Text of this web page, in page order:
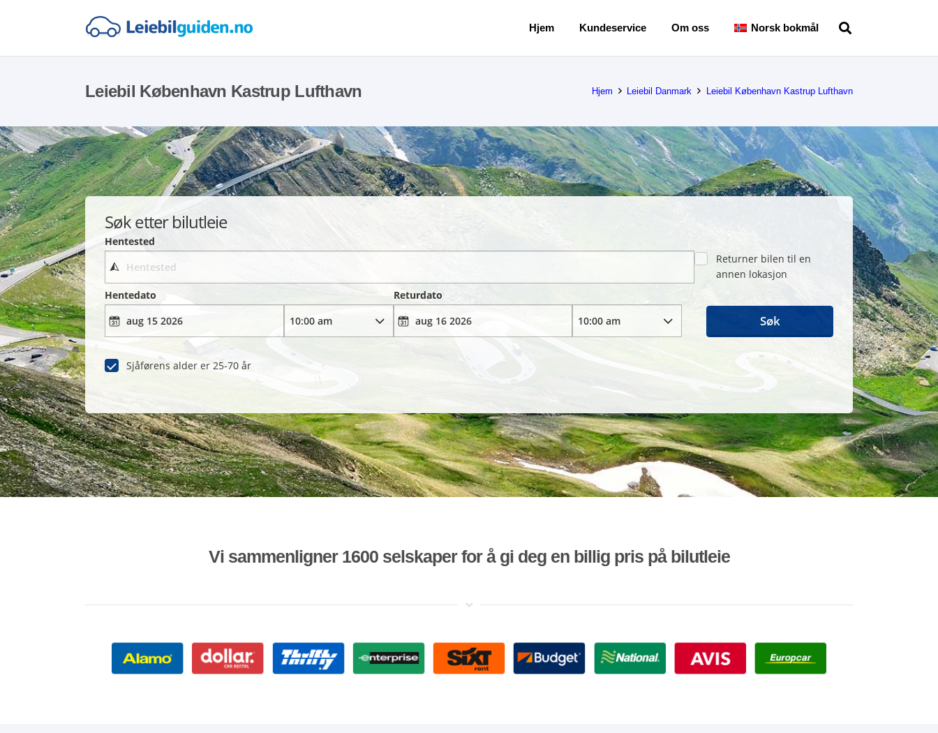
Hjem Kundeservice Om oss Norsk bokmål
Leiebil København Kastrup Lufthavn Hjem Leiebil Danmark Leiebil København Kastrup Lufthavn
Søk etter bilutleie
Hentested
Returner bilen til en
annen lokasjon
Hentedato
Returdato
Sjåførens alder er 25-70 år
Søk
Vi sammenligner 1600 selskaper for å gi deg en billig pris på bilutleie